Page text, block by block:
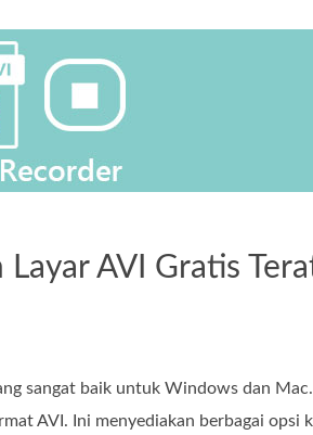
Layar AVI Gratis
sangat baik untuk Windows dan
AVI. Ini menyediakan berbagai opsi